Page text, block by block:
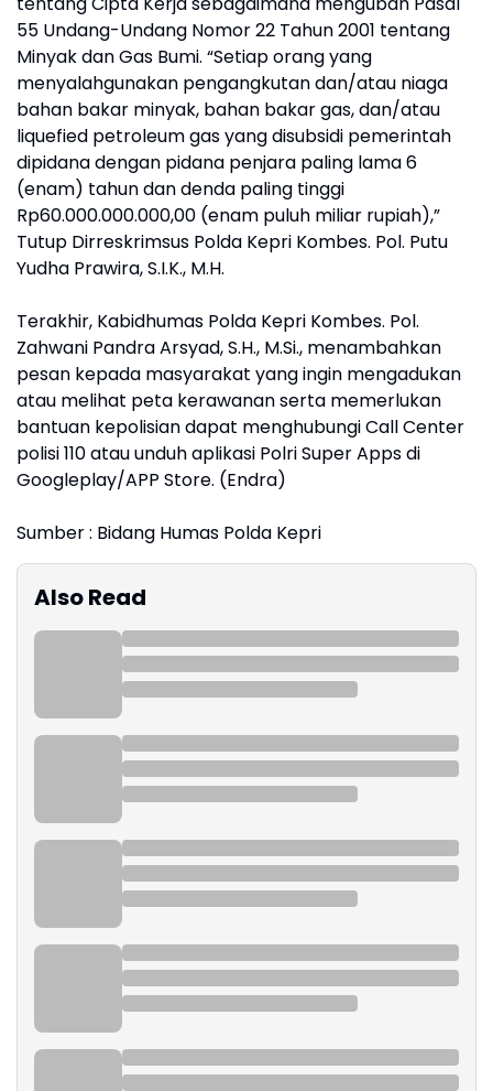
55 Undang-Undang Nomor 22 Tahun 2001 tentang
Minyak dan Gas Bumi. “Setiap orang yang
menyalahgunakan pengangkutan dan/atau niaga
bahan bakar minyak, bahan bakar gas, dan/atau
liquefied petroleum gas yang disubsidi pemerintah
dipidana dengan pidana penjara paling lama 6
(enam) tahun dan denda paling tinggi
Rp60.000.000.000,00 (enam puluh miliar rupiah),”
Tutup Dirreskrimsus Polda Kepri Kombes. Pol. Putu
Yudha Prawira, S.I.K., M.H.
Terakhir, Kabidhumas Polda Kepri Kombes. Pol.
Zahwani Pandra Arsyad, S.H., M.Si., menambahkan
pesan kepada masyarakat yang ingin mengadukan
atau melihat peta kerawanan serta memerlukan
bantuan kepolisian dapat menghubungi Call Center
polisi 110 atau unduh aplikasi Polri Super Apps di
Googleplay/APP Store. (Endra)
Sumber : Bidang Humas Polda Kepri
Also Read